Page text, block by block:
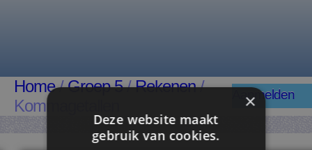
Home/Groep 5/Rekenen/
Kommagetallen
Aanmelden
×
Deze website maakt
gebruik van cookies.